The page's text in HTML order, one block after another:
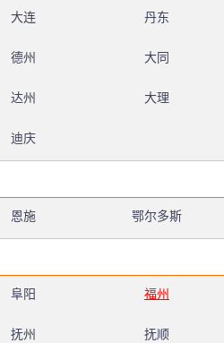
大连 丹东
德州 大同
达州 大理
迪庆
恩施 鄂尔多斯
阜阳 福州
抚州 抚顺